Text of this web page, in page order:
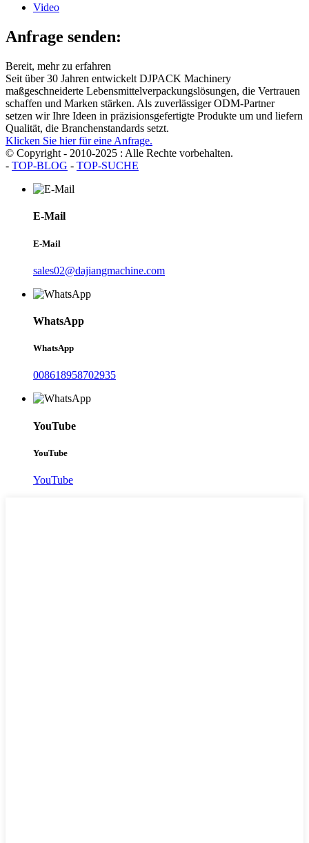
Video
Anfrage senden:
Bereit, mehr zu erfahren
Seit über 30 Jahren entwickelt DJPACK Machinery
maßgeschneiderte Lebensmittelverpackungslösungen, die Vertrauen
schaffen und Marken stärken. Als zuverlässiger ODM-Partner
setzen wir Ihre Ideen in präzisionsgefertigte Produkte um und liefern
Qualität, die Branchenstandards setzt.
Klicken Sie hier für eine Anfrage.
© Copyright - 2010-2025 : Alle Rechte vorbehalten.
- TOP-BLOG - TOP-SUCHE
E-Mail
E-Mail
sales02@dajiangmachine.com
WhatsApp
WhatsApp
008618958702935
YouTube
YouTube
YouTube